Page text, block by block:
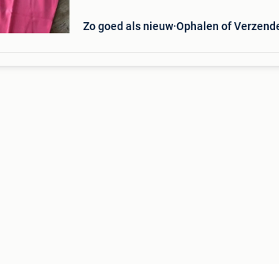
Zo goed als nieuw Ophalen of